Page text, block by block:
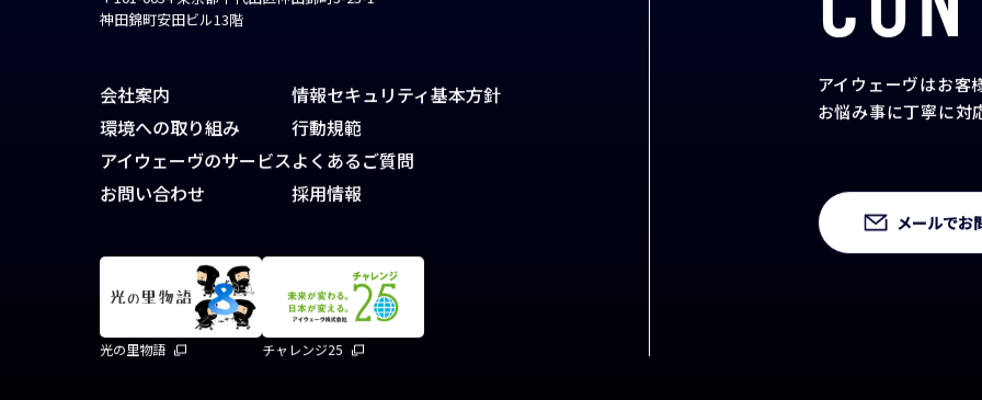
アイウェーヴはお客
お悩み事に丁寧に対
メールでお
〒101-0054 東京都千代田区神田錦町3-23-1
神田錦町安田ビル13階
会社案内
環境への取り組み
アイウェーヴのサービス
お問い合わせ
情報セキュリティ基本方針
行動規範
よくあるご質問
採用情報
光の里物語 チャレンジ25